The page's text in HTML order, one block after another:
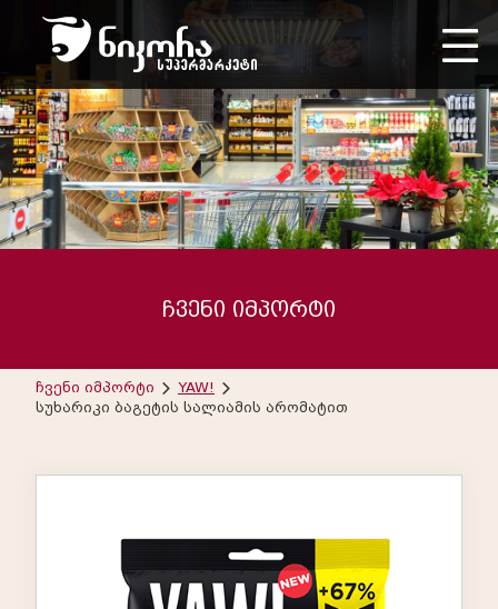
ჩვენი იმპორტი
ჩვენი იმპორტი
YAW!
სუხარიკი ბაგეტის სალიამის არომატით